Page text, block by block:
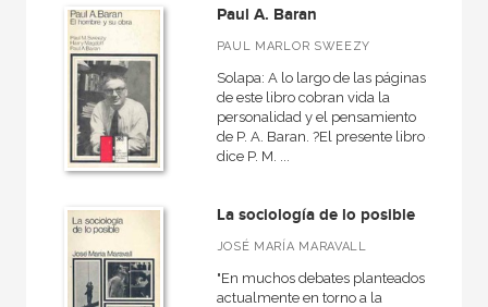
Paul A. Baran
PAUL MARLOR SWEEZY
Solapa: A lo largo de las páginas
de este libro cobran vida la
personalidad y el pensamiento
de P. A. Baran. ?El presente libro -
dice P. M. ...
La sociología de lo posible
JOSÉ MARÍA MARAVALL
"En muchos debates planteados
actualmente en torno a la